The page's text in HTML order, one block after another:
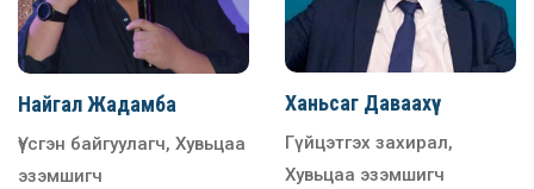
Найгал Жадамба
Үүсгэн байгуулагч, Хувьцаа
эзэмшигч
Ханьсаг Даваахүү
Гүйцэтгэх захирал,
Хувьцаа эзэмшигч